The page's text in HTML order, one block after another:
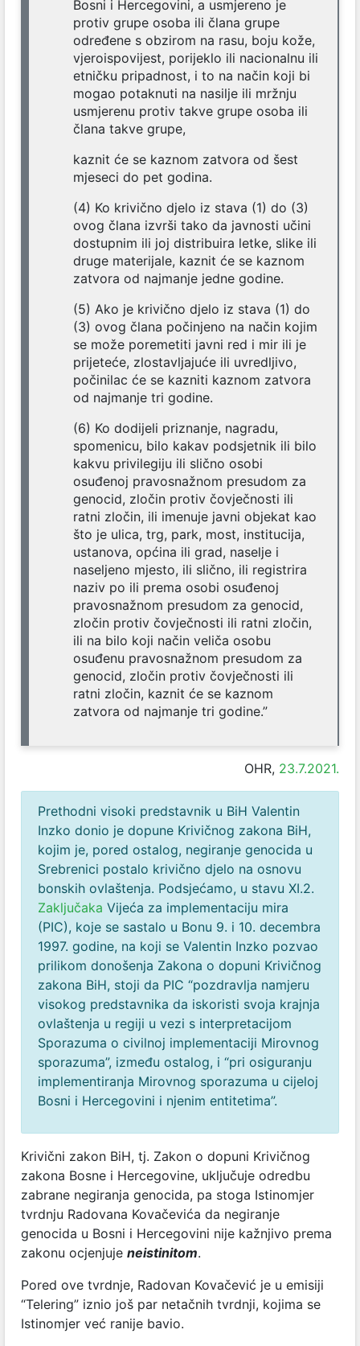
Bosni i Hercegovini, a usmjereno je
protiv grupe osoba ili člana grupe
određene s obzirom na rasu, boju kože,
vjeroispovijest, porijeklo ili nacionalnu ili
etničku pripadnost, i to na način koji bi
mogao potaknuti na nasilje ili mržnju
usmjerenu protiv takve grupe osoba ili
člana takve grupe,
kaznit će se kaznom zatvora od šest
mjeseci do pet godina.
(4) Ko krivično djelo iz stava (1) do (3)
ovog člana izvrši tako da javnosti učini
dostupnim ili joj distribuira letke, slike ili
druge materijale, kaznit će se kaznom
zatvora od najmanje jedne godine.
(5) Ako je krivično djelo iz stava (1) do
(3) ovog člana počinjeno na način kojim
se može poremetiti javni red i mir ili je
prijeteće, zlostavljajuće ili uvredljivo,
počinilac će se kazniti kaznom zatvora
od najmanje tri godine.
(6) Ko dodijeli priznanje, nagradu,
spomenicu, bilo kakav podsjetnik ili bilo
kakvu privilegiju ili slično osobi
osuđenoj pravosnažnom presudom za
genocid, zločin protiv čovječnosti ili
ratni zločin, ili imenuje javni objekat kao
što je ulica, trg, park, most, institucija,
ustanova, općina ili grad, naselje i
naseljeno mjesto, ili slično, ili registrira
naziv po ili prema osobi osuđenoj
pravosnažnom presudom za genocid,
zločin protiv čovječnosti ili ratni zločin,
ili na bilo koji način veliča osobu
osuđenu pravosnažnom presudom za
genocid, zločin protiv čovječnosti ili
ratni zločin, kaznit će se kaznom
zatvora od najmanje tri godine.”
OHR, 23.7.2021.
Prethodni visoki predstavnik u BiH Valentin
Inzko donio je dopune Krivičnog zakona BiH,
kojim je, pored ostalog, negiranje genocida u
Srebrenici postalo krivično djelo na osnovu
bonskih ovlaštenja. Podsjećamo, u stavu XI.2.
Zaključaka Vijeća za implementaciju mira
(PIC), koje se sastalo u Bonu 9. i 10. decembra
1997. godine, na koji se Valentin Inzko pozvao
prilikom donošenja Zakona o dopuni Krivičnog
zakona BiH, stoji da PIC “pozdravlja namjeru
visokog predstavnika da iskoristi svoja krajnja
ovlaštenja u regiji u vezi s interpretacijom
Sporazuma o civilnoj implementaciji Mirovnog
sporazuma”, između ostalog, i “pri osiguranju
implementiranja Mirovnog sporazuma u cijeloj
Bosni i Hercegovini i njenim entitetima”.
Krivični zakon BiH, tj. Zakon o dopuni Krivičnog
zakona Bosne i Hercegovine, uključuje odredbu
zabrane negiranja genocida, pa stoga Istinomjer
tvrdnju Radovana Kovačevića da negiranje
genocida u Bosni i Hercegovini nije kažnjivo prema
zakonu ocjenjuje neistinitom.
Pored ove tvrdnje, Radovan Kovačević je u emisiji
“Telering” iznio još par netačnih tvrdnji, kojima se
Istinomjer već ranije bavio.